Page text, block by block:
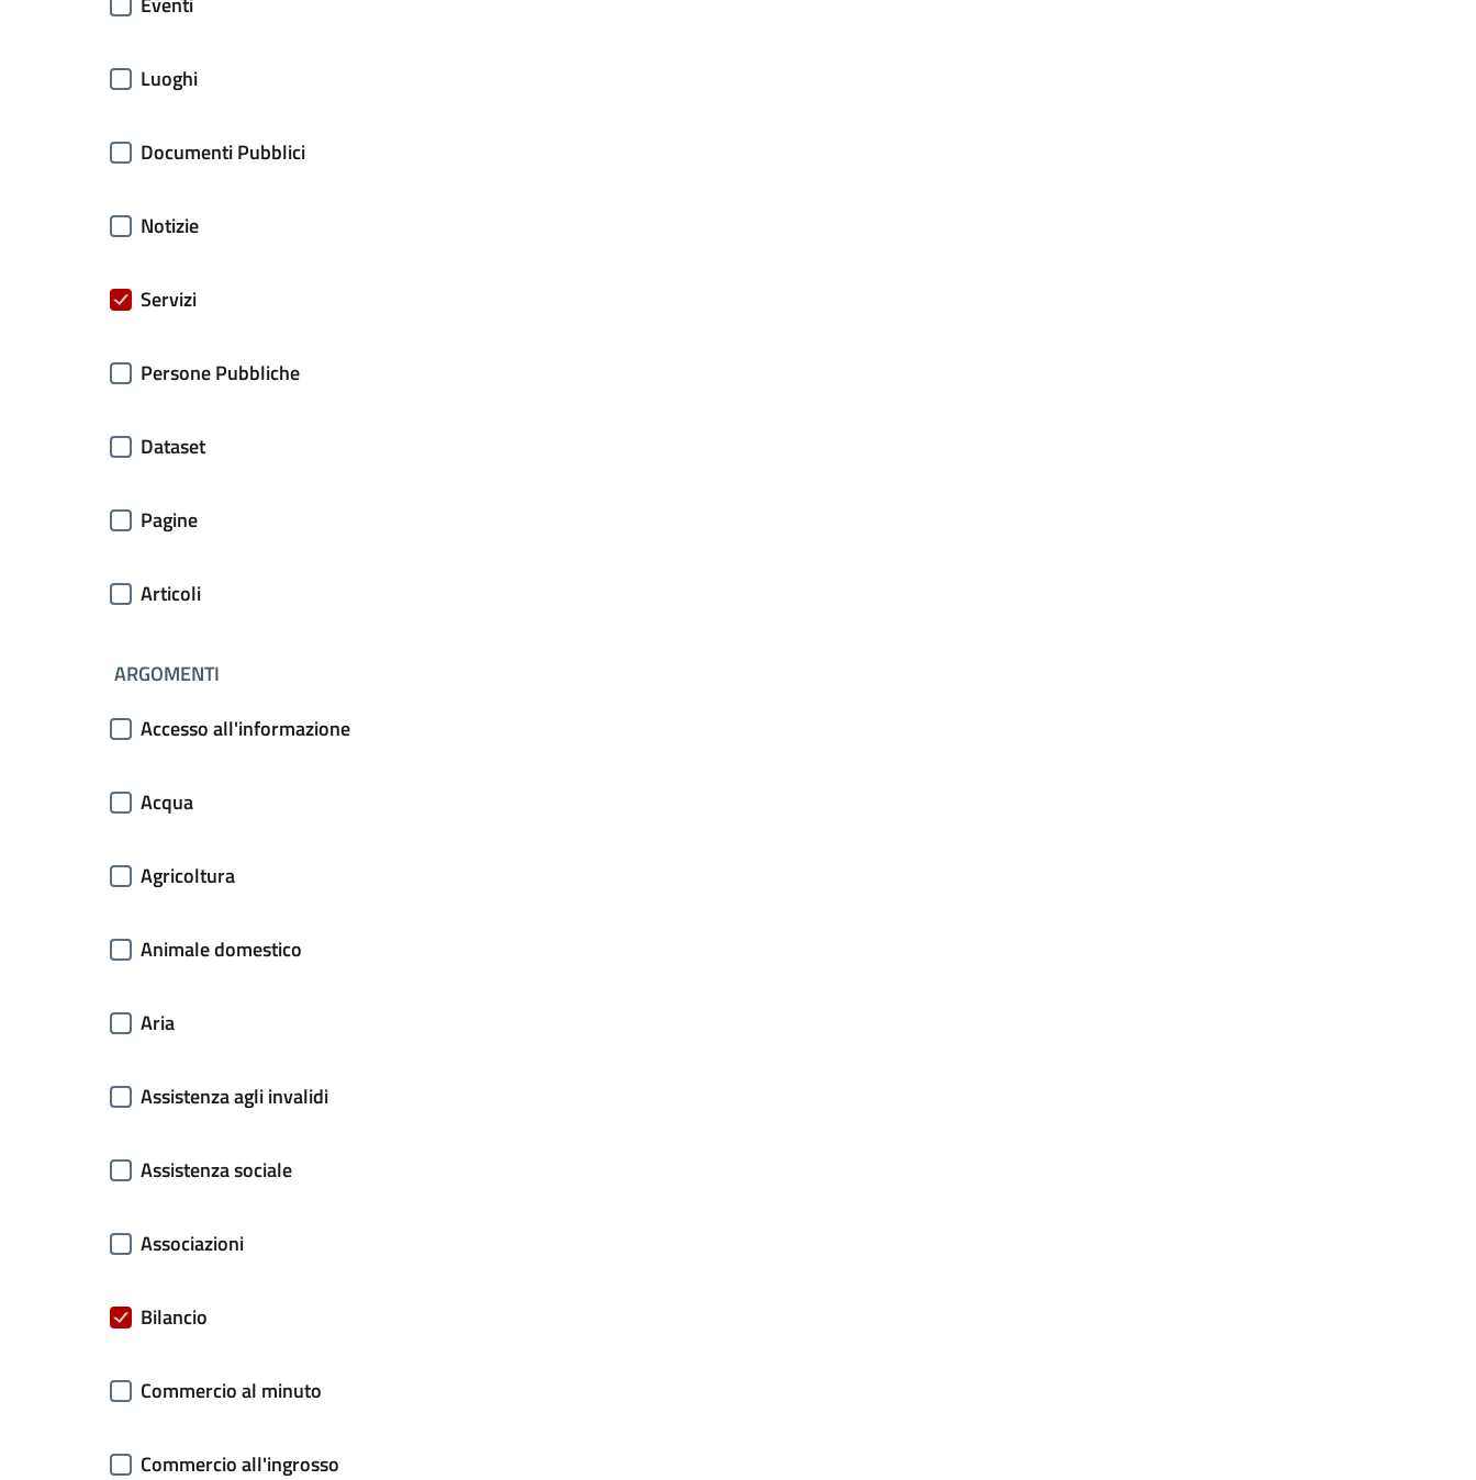
Luoghi
Documenti Pubblici
Notizie
Servizi
Persone Pubbliche
Dataset
Pagine
Articoli
ARGOMENTI
Accesso all'informazione
Acqua
Agricoltura
Animale domestico
Aria
Assistenza agli invalidi
Assistenza sociale
Associazioni
Bilancio
Commercio al minuto
Commercio all'ingrosso